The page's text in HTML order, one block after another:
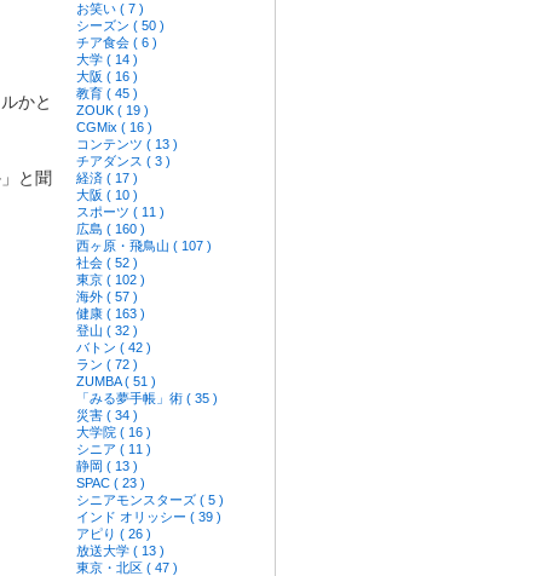
かと
と聞
お笑い ( 7 )
シーズン ( 50 )
チア食会 ( 6 )
大学 ( 14 )
大阪 ( 16 )
教育 ( 45 )
ZOUK ( 19 )
CGMix ( 16 )
コンテンツ ( 13 )
チアダンス ( 3 )
経済 ( 17 )
大阪 ( 10 )
スポーツ ( 11 )
広島 ( 160 )
西ヶ原・飛鳥山 ( 107 )
社会 ( 52 )
東京 ( 102 )
海外 ( 57 )
健康 ( 163 )
登山 ( 32 )
バトン ( 42 )
ラン ( 72 )
ZUMBA ( 51 )
「みる夢手帳」術 ( 35 )
災害 ( 34 )
大学院 ( 16 )
シニア ( 11 )
静岡 ( 13 )
SPAC ( 23 )
シニアモンスターズ ( 5 )
インド オリッシー ( 39 )
アピり ( 26 )
放送大学 ( 13 )
東京・北区 ( 47 )